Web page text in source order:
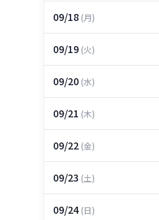
09/18(月)
09/19(火)
09/20(水)
09/21 (木)
09/22(金)
09/23 (土)
09/24(日)